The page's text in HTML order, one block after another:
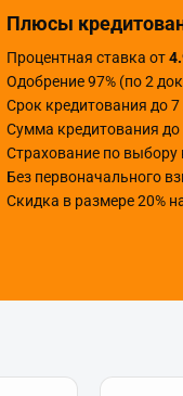
Плюсы
Процентная ставка от
Одобрение 97% (по 2
Срок кредитования до 7
Сумма кредитования до
Страхование по выбору
Без первоначального
Скидка в размере 20%